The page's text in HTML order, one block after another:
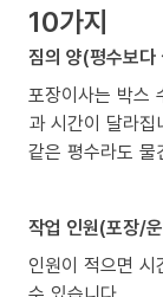
10가지
짐의 양(평수보
포장이사는 박스
과 시간이 달라집
같은 평수라도 물
작업 인원(포장/
인원이 적으면